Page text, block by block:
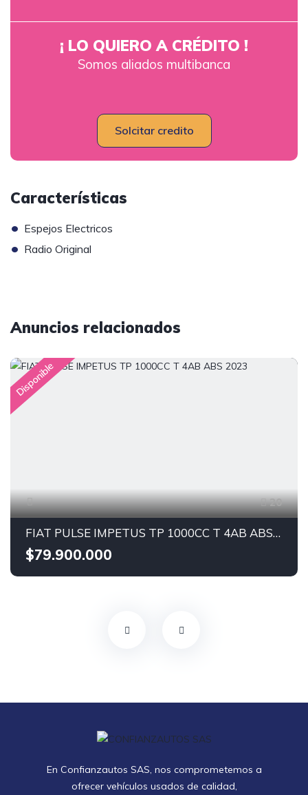
¡ LO QUIERO A CRÉDITO !
Somos aliados multibanca
Solcitar credito
Características
• Espejos Electricos
• Radio Original
Anuncios relacionados
Disponible
20
FIAT PULSE IMPETUS TP 1000CC T 4AB ABS 2023
$79.900.000
En Confianzautos SAS, nos comprometemos a
ofrecer vehículos usados de calidad,